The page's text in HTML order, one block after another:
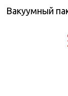
Вакуумный